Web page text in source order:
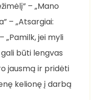
– „Mano
– „Atsargiai:
„Pamilk, jei myli
būti lengvas
jausmą ir pridėti
kelionę į darbą